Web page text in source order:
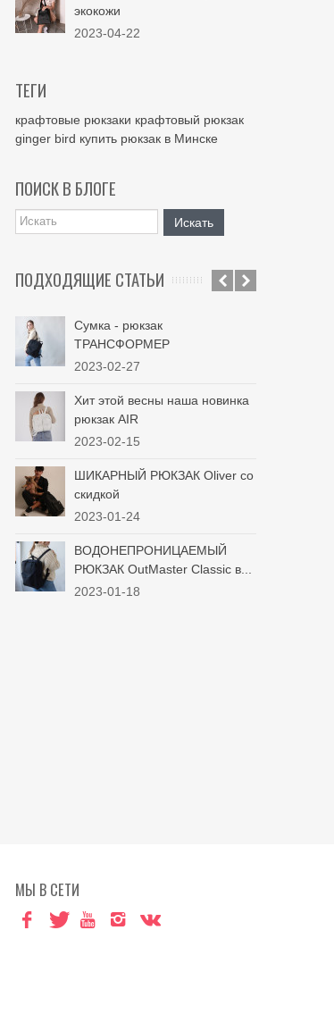
экокожи
2023-04-22
ТЕГИ
крафтовые рюкзаки крафтовый рюкзак
ginger bird купить рюкзак в Минске
ПОИСК В БЛОГЕ
Искать
ПОДХОДЯЩИЕ СТАТЬИ
Сумка - рюкзак
ТРАНСФОРМЕР
2023-02-27
Хит этой весны наша новинка
рюкзак AIR
2023-02-15
ШИКАРНЫЙ РЮКЗАК Oliver со
скидкой
2023-01-24
ВОДОНЕПРОНИЦАЕМЫЙ
РЮКЗАК OutMaster Classic в...
2023-01-18
МЫ В СЕТИ